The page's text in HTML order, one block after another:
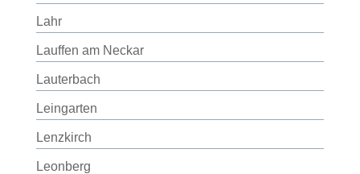
Lahr
Lauffen am Neckar
Lauterbach
Leingarten
Lenzkirch
Leonberg